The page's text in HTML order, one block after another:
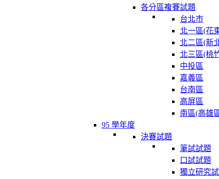
各分區複賽試題
台北市
北一區(花
北二區(新
北三區(桃
中投區
嘉義區
台南區
高屏區
南區(高雄
95 學年度
決賽試題
筆試試題
口試試題
獨立研究